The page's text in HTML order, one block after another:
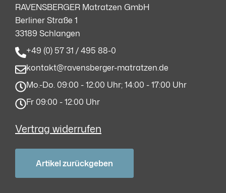
RAVENSBERGER Matratzen GmbH
Berliner Straße 1
33189 Schlangen
+49 (0) 57 31 / 495 88-0
kontakt@ravensberger-matratzen.de
Mo.-Do. 09:00 - 12:00 Uhr; 14:00 - 17:00 Uhr
Fr 09:00 - 12:00 Uhr
Vertrag widerrufen
Artikel zurückgeben